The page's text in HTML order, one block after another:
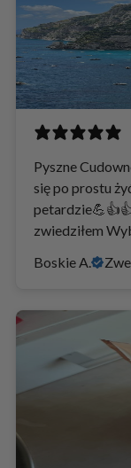
Pyszne
się po prostu
zwiedziłem
Boskie A.